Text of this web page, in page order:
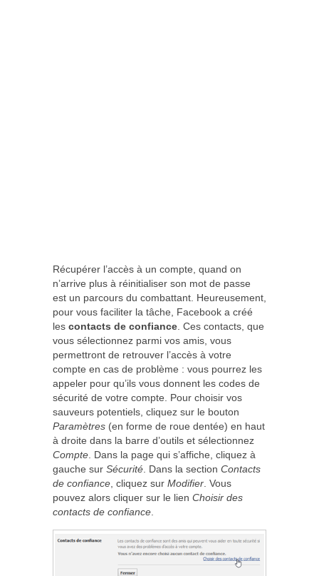
Récupérer l’accès à un compte, quand on
n’arrive plus à réinitialiser son mot de passe
est un parcours du combattant. Heureusement,
pour vous faciliter la tâche, Facebook a créé
les contacts de confiance . Ces contacts, que
vous sélectionnez parmi vos amis, vous
permettront de retrouver l’accès à votre
compte en cas de problème : vous pourrez les
appeler pour qu’ils vous donnent les codes de
sécurité de votre compte. Pour choisir vos
sauveurs potentiels, cliquez sur le bouton
Paramètres (en forme de roue dentée) en haut
à droite dans la barre d’outils et sélectionnez
Compte . Dans la page qui s’affiche, cliquez à
gauche sur Sécurité . Dans la section Contacts
de confiance , cliquez sur Modifier . Vous
pouvez alors cliquer sur le lien Choisir des
contacts de confiance